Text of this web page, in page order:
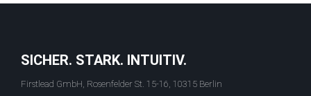
SICHER. STARK. INTUITIV.
Firstlead GmbH, Rosenfelder St. 15-16, 10315 Berlin